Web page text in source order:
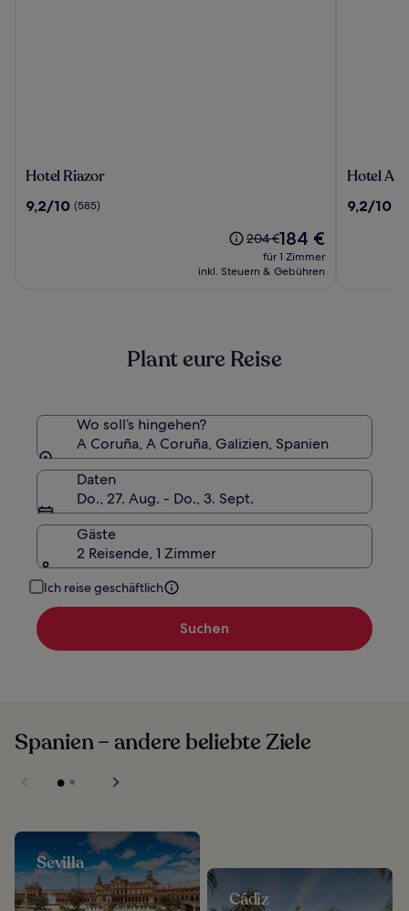
Hotel
Hotel Riazor
9.2
9,2/10 (585)
Der
alte
Preis
Informationen
zum
204 €Der
Preis
beträgt
184 €
für 1 Zimmer
inkl. Steuern & Gebühren
Hotel
Coruña
Hotel
9.2
9,2/10
Plant eure Reise
Wo soll’s hingehen?
A Coruña, A Coruña, Galizien, Spanien
Daten
Do., 27. Aug. - Do., 3. Sept.
Gäste
2 Reisende, 1 Zimmer
Ich reise geschäftlich
Suchen
Spanien – andere beliebte Ziele
Sevilla
Cádiz